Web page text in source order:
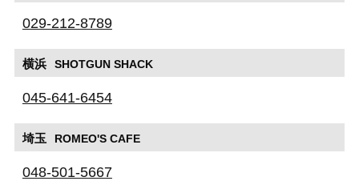
029-212-8789
横浜 SHOTGUN SHACK
045-641-6454
埼玉 ROMEO'S CAFE
048-501-5667